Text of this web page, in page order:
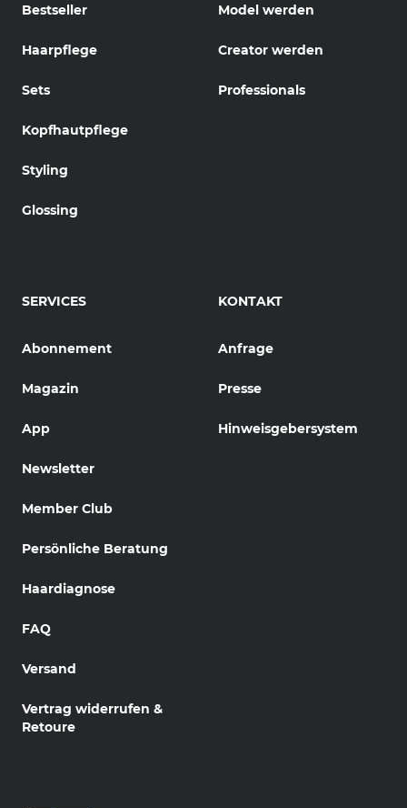
Bestseller
Haarpflege
Sets
Kopfhautpflege
Styling
Glossing
Model werden
Creator werden
Professionals
SERVICES
Abonnement
Magazin
App
Newsletter
Member Club
Persönliche Beratung
Haardiagnose
FAQ
Versand
Vertrag widerrufen &
Retoure
KONTAKT
Anfrage
Presse
Hinweisgebersystem